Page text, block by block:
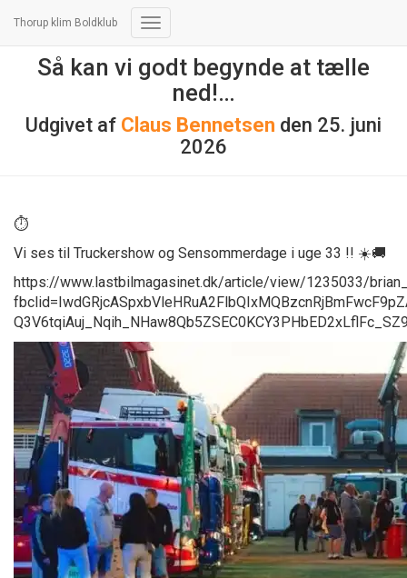
Thorup klim Boldklub
Skift
navigation
Så kan vi godt begynde at tælle
ned!…
Udgivet af Claus Bennetsen den 25. juni
2026
⏱️
Vi ses til Truckershow og Sensommerdage i uge 33 !! ☀️🚚
https://www.lastbilmagasinet.dk/article/view/1235033/